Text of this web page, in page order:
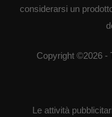
considerarsi un
Copyright ©2026 -
Le attività